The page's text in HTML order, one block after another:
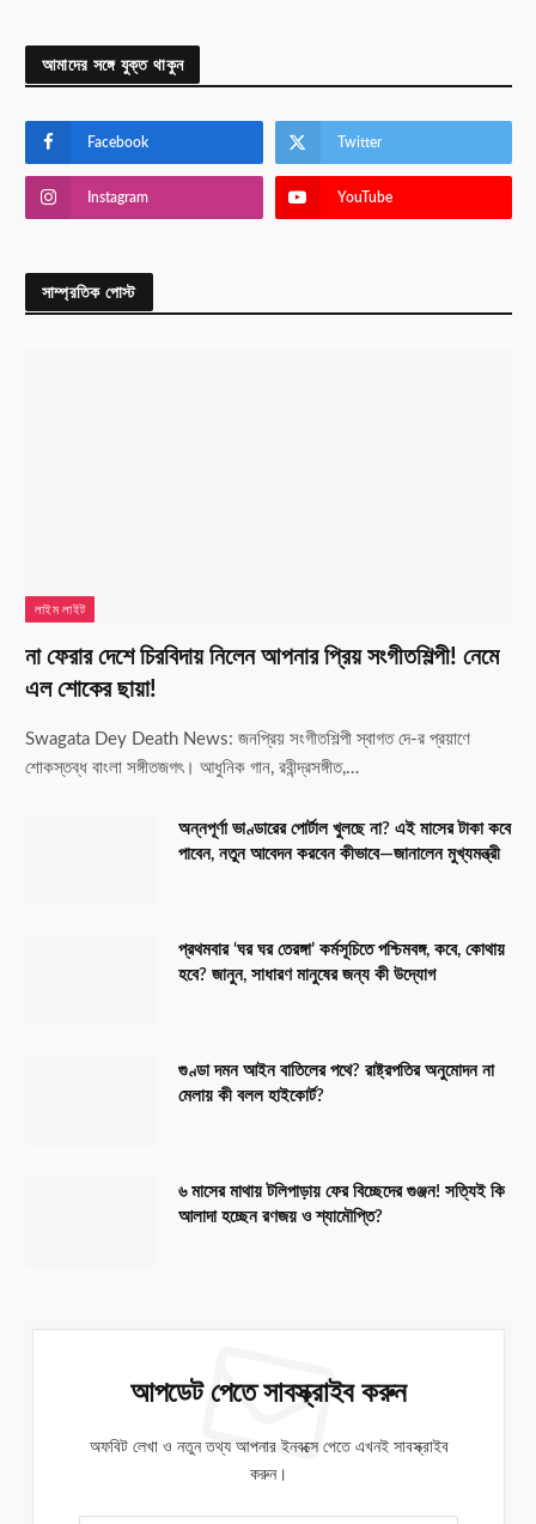
আমাদের সঙ্গে যুক্ত থাকুন
Facebook Twitter
Instagram YouTube
সাম্প্রতিক পোস্ট
লাইম লাইট
না ফেরার দেশে চিরবিদায় নিলেন আপনার প্রিয় সংগীতশিল্পী! নেমে
এল শোকের ছায়া!
Swagata Dey Death News: জনপ্রিয় সংগীতশিল্পী স্বাগত দে-র প্রয়াণে
শোকস্তব্ধ বাংলা সঙ্গীতজগৎ। আধুনিক গান, রবীন্দ্রসঙ্গীত,…
অন্নপূর্ণা ভাণ্ডারের পোর্টাল খুলছে না? এই মাসের টাকা কবে
পাবেন, নতুন আবেদন করবেন কীভাবে—জানালেন মুখ্যমন্ত্রী
প্রথমবার ‘ঘর ঘর তেরঙ্গা’ কর্মসূচিতে পশ্চিমবঙ্গ, কবে, কোথায়
হবে? জানুন, সাধারণ মানুষের জন্য কী উদ্যোগ
গুণ্ডা দমন আইন বাতিলের পথে? রাষ্ট্রপতির অনুমোদন না
মেলায় কী বলল হাইকোর্ট?
৬ মাসের মাথায় টলিপাড়ায় ফের বিচ্ছেদের গুঞ্জন! সত্যিই কি
আলাদা হচ্ছেন রণজয় ও শ্যামৌপ্তি?
আপডেট পেতে সাবস্ক্রাইব করুন
অফবিট লেখা ও নতুন তথ্য আপনার ইনবক্সে পেতে এখনই সাবস্ক্রাইব
করুন।